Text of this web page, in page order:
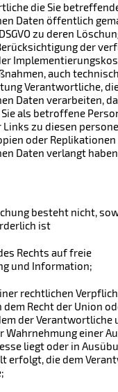
die Sie
Daten öffentlich
DSGVO zu deren
der
auch
Verantwortliche,
Daten verarbeiten,
als betroffene
Links zu diesen
oder
Daten verlangt
besteht nicht,
ist
Rechts auf freie
und Information;
rechtlichen
Recht der Union
der Verantwortliche
einer
liegt oder in
erfolgt, die dem